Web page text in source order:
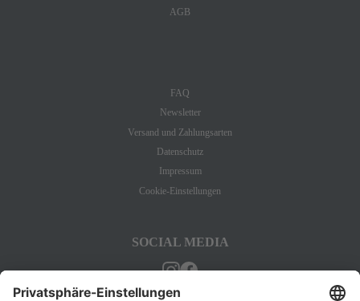
AGB
FAQ
Newsletter
Versand und Zahlungsarten
Datenschutz
Impressum
Cookie-Einstellungen
SOCIAL MEDIA